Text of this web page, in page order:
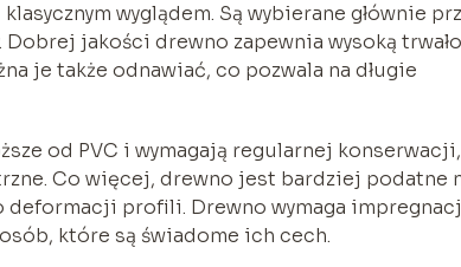
klasycznym wyglądem. Są wybierane głównie
jakości drewno zapewnia wysoką
je także odnawiać, co pozwala na długie
od PVC i wymagają regularnej
Co więcej, drewno jest bardziej podatne
profili. Drewno wymaga
które są świadome ich cech.